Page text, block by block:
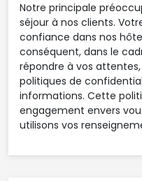
Notre principale
séjour à nos clients.
confiance dans nos
conséquent, dans le
répondre à vos
politiques de
informations. Cette
engagement envers
utilisons vos